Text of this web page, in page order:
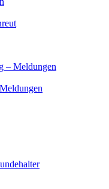
– Meldungen